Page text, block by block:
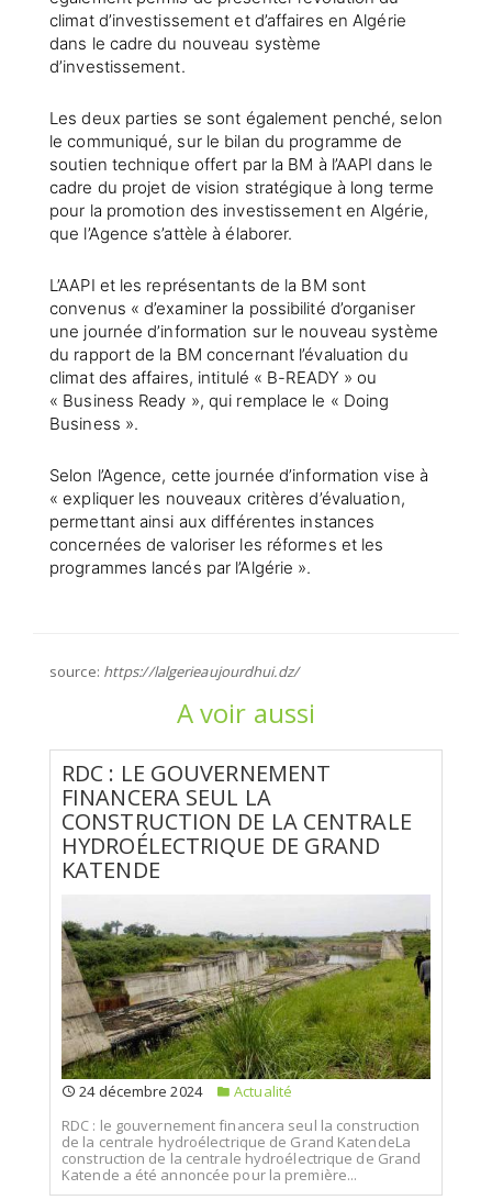
climat d’investissement et d’affaires en Algérie
dans le cadre du nouveau système
d’investissement.
Les deux parties se sont également penché, selon
le communiqué, sur le bilan du programme de
soutien technique offert par la BM à l’AAPI dans le
cadre du projet de vision stratégique à long terme
pour la promotion des investissement en Algérie,
que l’Agence s’attèle à élaborer.
L’AAPI et les représentants de la BM sont
convenus « d’examiner la possibilité d’organiser
une journée d’information sur le nouveau système
du rapport de la BM concernant l’évaluation du
climat des affaires, intitulé « B-READY » ou
« Business Ready », qui remplace le « Doing
Business ».
Selon l’Agence, cette journée d’information vise à
« expliquer les nouveaux critères d’évaluation,
permettant ainsi aux différentes instances
concernées de valoriser les réformes et les
programmes lancés par l’Algérie ».
source: https://lalgerieaujourdhui.dz/
A voir aussi
RDC : LE GOUVERNEMENT
FINANCERA SEUL LA
CONSTRUCTION DE LA CENTRALE
HYDROÉLECTRIQUE DE GRAND
KATENDE
24 décembre 2024
Actualité
RDC : le gouvernement financera seul la construction
de la centrale hydroélectrique de Grand KatendeLa
construction de la centrale hydroélectrique de Grand
Katende a été annoncée pour la première...